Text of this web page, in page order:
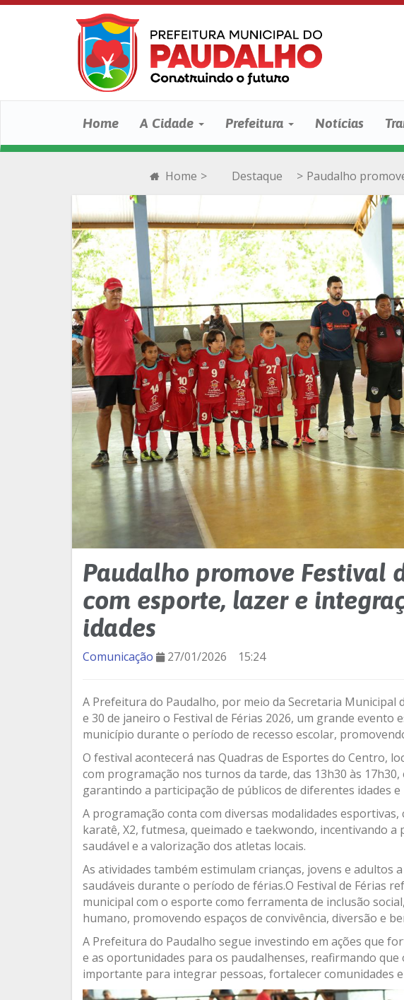
Home A Cidade Prefeitura Notícias
Home > Destaque > Paudalho
Paudalho promove Festival
com esporte, lazer e
idades
Comunicação 27/01/2026 15:24
A Prefeitura do Paudalho, por meio da Secretaria Municipal
e 30 de janeiro o Festival de Férias 2026, um grande
município durante o período de recesso escolar,
O festival acontecerá nas Quadras de Esportes do Centro,
com programação nos turnos da tarde, das 13h30 às 17h30,
garantindo a participação de públicos de diferentes idades e
A programação conta com diversas modalidades
karatê, X2, futmesa, queimado e taekwondo, incentivando a
saudável e a valorização dos atletas locais.
As atividades também estimulam crianças, jovens e adultos
saudáveis durante o período de férias.O Festival de Férias
municipal com o esporte como ferramenta de inclusão
humano, promovendo espaços de convivência, diversão e
A Prefeitura do Paudalho segue investindo em ações que
e as oportunidades para os paudalhenses, reafirmando
importante para integrar pessoas, fortalecer comunidades